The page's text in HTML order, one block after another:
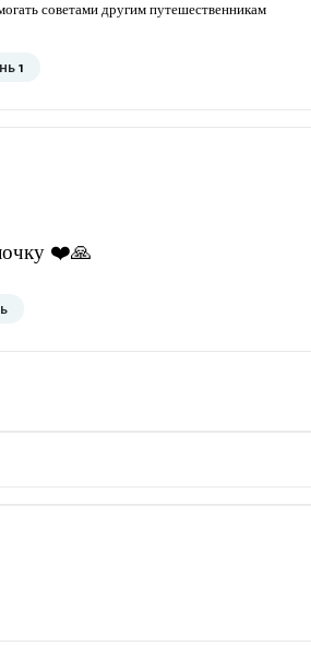
советами другим путешественникам
1
❤️🙏